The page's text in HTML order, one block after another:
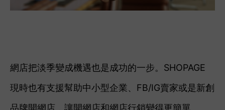
網店把淡季變成機遇也是成功的一步。 SHOPAGE
現時也有支援幫助中小型企業、FB/IG賣家或是新創
品牌開網店，讓開網店和網店行銷變得更簡單。